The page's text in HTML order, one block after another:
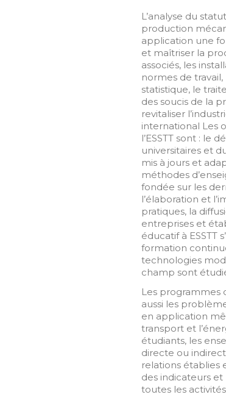
L’analyse du
production
application une
et maîtriser la
associés, les
normes de
statistique, le
des soucis de la
revitaliser
international Les
l’ESSTT sont : le
universitaires et
mis à jours et
méthodes
fondée sur les
l’élaboration et
pratiques, la
entreprises et
éducatif à ESSTT
formation
technologies
champ sont
Les programmes
aussi les
en application
transport et
étudiants, les
directe ou
relations établies
des indicateurs
toutes les